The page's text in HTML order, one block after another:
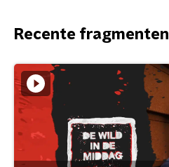
Recente fragmenten